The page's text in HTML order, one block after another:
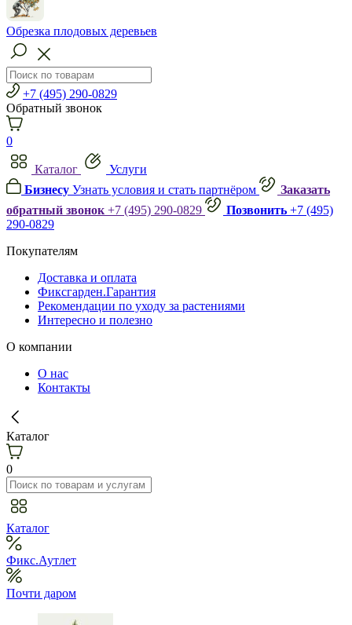
Обрезка плодовых деревьев
+7 (495) 290-0829
Обратный звонок
0
Каталог
Услуги
Бизнесу Узнать условия и стать партнёром
Заказать
обратный звонок +7 (495) 290-0829 Позвонить +7 (495)
290-0829
Покупателям
Доставка и оплата
Фиксгарден.Гарантия
Рекомендации по уходу за растениями
Интересно и полезно
О компании
О нас
Контакты
Каталог
0
Каталог
Фикс.Аутлет
Почти даром